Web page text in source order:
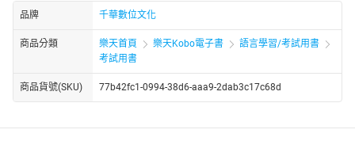
程，除了按部就班的內容整理，另特闢課前導讀、老師的話、重點
解說等視窗說明，編製學習驗收精選試題，各單元末再附上精選歷
屆試題，讓讀者在閱讀完每個重點章節後，可以檢視自己的學習成
效。 ◎最新試題‧掌握命題方向‧各類題型題題破解第十一單元收
錄最新105~107年試題，讓讀者鑑往知來，熟悉命題方向和趨勢，
並有精闢解析，幫助考生更加瞭解考情，只要能充分且有效規劃您
品牌 千華數位文化
商品分類 樂天首頁 樂天Kobo電子書
語言學習/考試用書
考試用書
商品貨號(SKU) 77b42fc1-0994-38d6-aaa9-2dab3c17c68d